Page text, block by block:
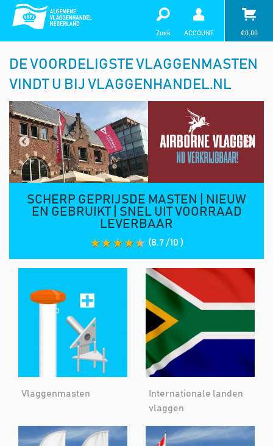
Zoek ACCOUNT €0,00
DE VOORDELIGSTE VLAGGENMASTEN
VINDT U BIJ VLAGGENHANDEL.NL
SCHERP GEPRIJSDE MASTEN | NIEUW
EN GEBRUIKT | SNEL UIT VOORRAAD
LEVERBAAR
(8.7 /10 )
Vlaggenmasten
Internationale landen
vlaggen